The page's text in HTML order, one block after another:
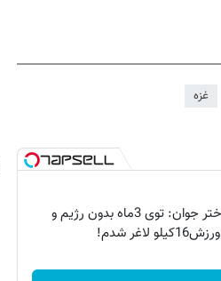
غزه
اعتراف دختر جوان: توی 3ماه بدون رژیم و
ورزش16کیلو لاغر شدم!